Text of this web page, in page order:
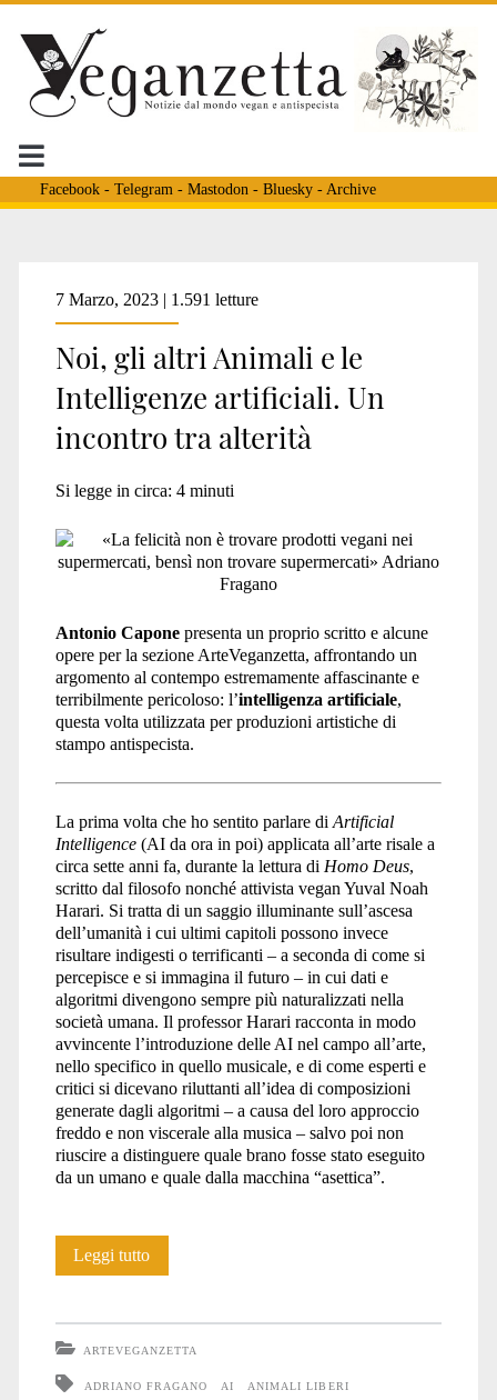
Facebook- Telegram - Mastodon - Bluesky- Archive
Tag:
<span>Disseminare
Coesistenze</span>
7 Marzo, 2023 | 1.591 letture
Noi, gli altri Animali e le
Intelligenze artificiali. Un
incontro tra alterità
Si legge in circa: 4 minuti
Antonio Caponepresenta un proprio scritto e alcune
opere per la sezione ArteVeganzetta, affrontando un
argomento al contempo estremamente affascinante e
terribilmente pericoloso: l’intelligenza artificiale,
questa volta utilizzata per produzioni artistiche di
stampo antispecista.
La prima volta che ho sentito parlare di Artificial
Intelligence(AI da ora in poi) applicata all’arte risale a
circa sette anni fa, durante la lettura di Homo Deus,
scritto dal filosofo nonché attivista vegan Yuval Noah
Harari. Si tratta di un saggio illuminante sull’ascesa
dell’umanità i cui ultimi capitoli possono invece
risultare indigesti o terrificanti – a seconda di come si
percepisce e si immagina il futuro – in cui dati e
algoritmi divengono sempre più naturalizzati nella
società umana. Il professor Harari racconta in modo
avvincente l’introduzione delle AI nel campo all’arte,
nello specifico in quello musicale, e di come esperti e
critici si dicevano riluttanti all’idea di composizioni
generate dagli algoritmi – a causa del loro approccio
freddo e non viscerale alla musica – salvo poi non
riuscire a distinguere quale brano fosse stato eseguito
da un umano e quale dalla macchina “asettica”.
Leggi tuttoNoi,
ARTEVEGANZETTA
ADRIANO FRAGANO AI
ANIMALI LIBERI